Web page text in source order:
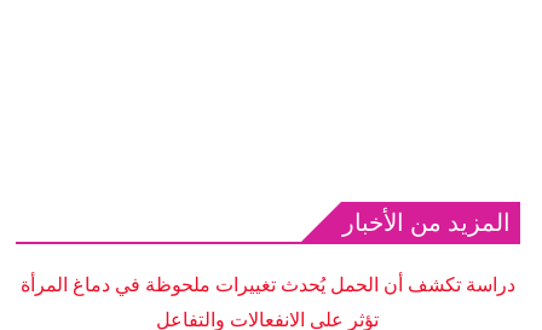
المزيد من الأخبار
دراسة تكشف أن الحمل يُحدث تغييرات ملحوظة في دماغ المرأة
تؤثر على الانفعالات والتفاعل